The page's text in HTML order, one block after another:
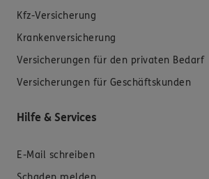
Kfz-Versicherung
Krankenversicherung
Versicherungen für den privaten Bedarf
Versicherungen für Geschäftskunden
Hilfe & Services
E-Mail schreiben